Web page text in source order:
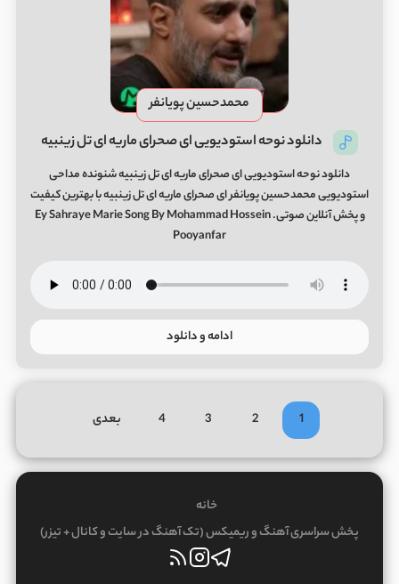
محمدحسین پویانفر
دانلود نوحه استودیویی ای صحرای ماریه ای تل زینبیه
دانلود نوحه استودیویی ای صحرای ماریه ای تل زینبیه شنونده مداحی
استودیویی محمدحسین پویانفر ای صحرای ماریه ای تل زینبیه با بهترین کیفیت
و پخش آنلاین صوتی. Ey Sahraye Marie Song By Mohammad Hossein
Pooyanfar
ادامه و دانلود
1
2
3
4 بعدی
خانه
پخش سراسری آهنگ و ریمیکس (تک آهنگ در سایت و کانال + تیزر)